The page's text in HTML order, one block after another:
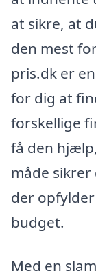
at sikre, at
den mest
pris.dk er
for dig at
forskellige
få den
måde
der
budget.
Med en